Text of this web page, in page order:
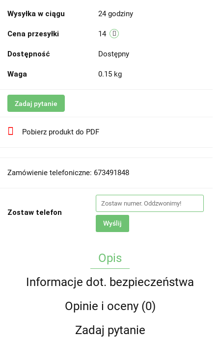
Wysyłka w ciągu 24 godziny
Cena przesyłki 14
Dostępność Dostępny
Waga 0.15 kg
Zadaj pytanie
Pobierz produkt do PDF
Zamówienie telefoniczne: 673491848
Zostaw telefon
Wyślij
Opis
Informacje dot. bezpieczeństwa
Opinie i oceny (0)
Zadaj pytanie